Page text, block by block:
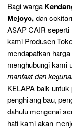
Bagi warga
Mejoyo,dan
ASAP CAIR seperti
kami Produsen
mendapatkan
menghubungi kami
manfaat dan
KELAPA baik
penghilang bau,
dahulu mengenai
hati kami akan